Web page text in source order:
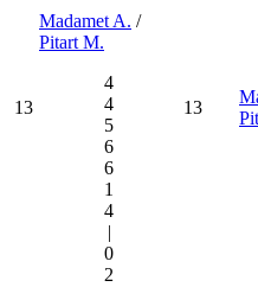
13
Madamet A. /
Pitart M.
4
4
5
6
6
1
4
|
0
2
13